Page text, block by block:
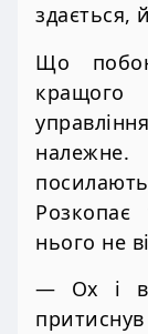
здається,
Що
кращого
належне.
нього не
— Ох і